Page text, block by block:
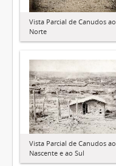
Vista Parcial de Canudos ao
Norte
Vista Parcial de Canudos ao
Nascente e ao Sul